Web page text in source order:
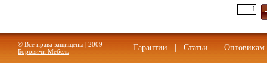
© Все права защищены | 2009
Боровичи Мебель
Гарантии Статьи Оптовикам